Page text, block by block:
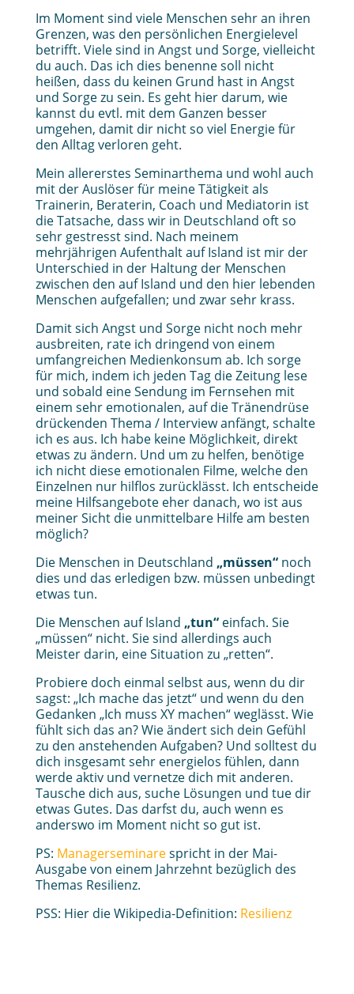
Im Moment sind viele Menschen sehr an ihren
Grenzen, was den persönlichen Energielevel
betrifft. Viele sind in Angst und Sorge, vielleicht
du auch. Das ich dies benenne soll nicht
heißen, dass du keinen Grund hast in Angst
und Sorge zu sein. Es geht hier darum, wie
kannst du evtl. mit dem Ganzen besser
umgehen, damit dir nicht so viel Energie für
den Alltag verloren geht.
Mein allererstes Seminarthema und wohl auch
mit der Auslöser für meine Tätigkeit als
Trainerin, Beraterin, Coach und Mediatorin ist
die Tatsache, dass wir in Deutschland oft so
sehr gestresst sind. Nach meinem
mehrjährigen Aufenthalt auf Island ist mir der
Unterschied in der Haltung der Menschen
zwischen den auf Island und den hier lebenden
Menschen aufgefallen; und zwar sehr krass.
Damit sich Angst und Sorge nicht noch mehr
ausbreiten, rate ich dringend von einem
umfangreichen Medienkonsum ab. Ich sorge
für mich, indem ich jeden Tag die Zeitung lese
und sobald eine Sendung im Fernsehen mit
einem sehr emotionalen, auf die Tränendrüse
drückenden Thema / Interview anfängt, schalte
ich es aus. Ich habe keine Möglichkeit, direkt
etwas zu ändern. Und um zu helfen, benötige
ich nicht diese emotionalen Filme, welche den
Einzelnen nur hilflos zurücklässt. Ich entscheide
meine Hilfsangebote eher danach, wo ist aus
meiner Sicht die unmittelbare Hilfe am besten
möglich?
Die Menschen in Deutschland „müssen“noch
dies und das erledigen bzw. müssen unbedingt
etwas tun.
Die Menschen auf Island „tun“einfach. Sie
„müssen“ nicht. Sie sind allerdings auch
Meister darin, eine Situation zu „retten“.
Probiere doch einmal selbst aus, wenn du dir
sagst: „Ich mache das jetzt“ und wenn du den
Gedanken „Ich muss XY machen“ weglässt. Wie
fühlt sich das an? Wie ändert sich dein Gefühl
zu den anstehenden Aufgaben? Und solltest du
dich insgesamt sehr energielos fühlen, dann
werde aktiv und vernetze dich mit anderen.
Tausche dich aus, suche Lösungen und tue dir
etwas Gutes. Das darfst du, auch wenn es
anderswo im Moment nicht so gut ist.
PS: Managerseminarespricht in der Mai-
Ausgabe von einem Jahrzehnt bezüglich des
Themas Resilienz.
PSS: Hier die Wikipedia-Definition: Resilienz